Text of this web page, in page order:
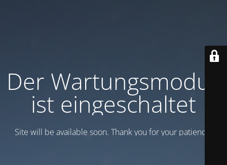
Der Wartungsmodus
ist eingeschaltet
Site will be available soon. Thank you for your patience!